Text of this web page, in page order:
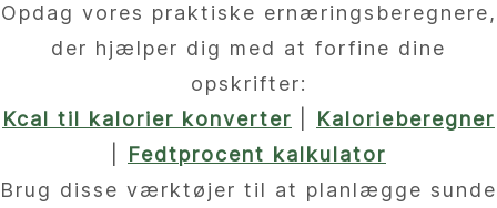
Opdag vores praktiske ernæringsberegnere,
der hjælper dig med at forfine dine
opskrifter:
Kcal til kalorier konverter
Kalorieberegner
Fedtprocent kalkulator
Brug disse værktøjer til at planlægge sunde